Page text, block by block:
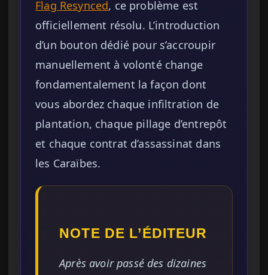
Flag Resynced, ce problème est
officiellement résolu. L’introduction
d’un bouton dédié pour s’accroupir
manuellement à volonté change
fondamentalement la façon dont
vous abordez chaque infiltration de
plantation, chaque pillage d’entrepôt
et chaque contrat d’assassinat dans
les Caraïbes.
NOTE DE L’ÉDITEUR
Après avoir passé des dizaines